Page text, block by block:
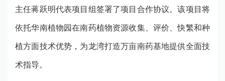
主任蒋跃明代表项目组签署了项目合作协议。该项目将
依托华南植物园在南药植物资源收集、评价、快繁和种
植方面技术优势，为龙湾打造万亩南药基地提供全面技
术指导。